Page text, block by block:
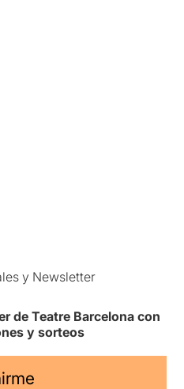
y Newsletter
de Teatre Barcelona con
y sorteos